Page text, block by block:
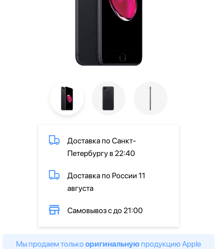
Доставка по Санкт-
Петербургу в 22:40
Доставка по России 11
августа
Самовывоз с до 21:00
Мы продаем только оригинальную продукцию Apple